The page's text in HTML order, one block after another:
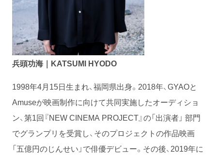
兵頭功海｜KATSUMI HYODO
1998年4月15日生まれ、福岡県出身。2018年、GYAOと
Amuseが映画制作に向けて共同実施したオーディショ
ン、第1回『NEW CINEMA PROJECT』の「出演者」 部門
でグランプリを受賞し、そのプロジェクトの作品映画
「五億円のじんせい」で俳優デビュー。その後、2019年に